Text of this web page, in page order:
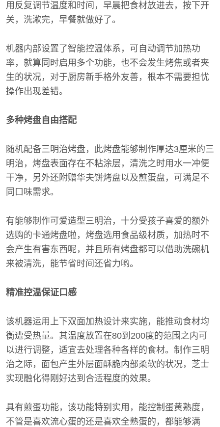
用反复调节温度和时间，早晨把食材放进去，按下开
关，洗漱完，早餐就做好了。
机器内部设置了智能控温体系，可自动调节加热功
率，就算同时启用多个功能，也不会发生烤焦或者夹
生的状况，对于厨房新手格外友善，根本不需要担忧
操作出现差错。
多种烤盘自由搭配
随机配备三明治烤盘，此烤盘能够制作厚达3厘米的三
明治，烤盘表面存在不粘涂层，清洗之时用水一冲便
干净，另外还附赠华夫饼烤盘以及煎蛋盘，可满足不
同口味需求。
有能够制作可爱造型三明治，十分受孩子喜爱的额外
选购的卡通烤盘啦，烤盘选用食品级材质，加热时不
会产生有害东西呢，并且所有烤盘都可以借助洗碗机
来被清洗，能节省时间还省力哟。
精准控温保证口感
该机器运用上下双面加热设计来实施，能推动食材均
衡遭受热量。其温度放置在80到200度的范围之内可
以进行调整，适宜去处理各种各样的食材。制作三明
治之际，面包产生外层面酥脆内部柔软的状况，芝士
实现融化得刚好达到合适程度的效果。
具有煎蛋功能，该功能特别实用，能控制蛋黄熟度，
不管是喜欢流心蛋的还是喜欢全熟蛋的，都能够满